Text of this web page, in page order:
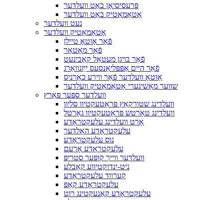
פּרעסיסיאָן באַט וועלדער
אָטאַמאַטיק באַט וועלדער
נעט וועלדער
אָטאַמאַטיק וועלדער
פֿאַר אַוטאָ טיילן
פֿאַר מאָטאָר
פֿאַר בויגן מעטאַל קאַבינעט
פֿאַר היים אַפּפּליאַנסעס ייַזנוואַרג
אַוטאָ וועלדער פֿאַר ווירע כאַרניס
שווער מאַשינערי אָטאַמאַטיק וועלדער
וועלדער ספּער פּאַרץ
וועלדינג שטורקאַץ פּראַטעקטיוו סליוו
וועלדינג טאָרטש פּראַטעקטיוו גאַרטל
אָרט וועלדינג עלעקטראָדע
עלעקטראָדע האָלדער
נוס עלעקטראָדע
עלעקטראָדע אָרעם
וועלדער ווייך קופּער סטריפּ
ניט-ינדוקטיווע קאַבלע
קערווד עלעקטראָדע
עלעקטראָדע קאַפּ
עלעקטראָדע קאַנעקטינג רוט